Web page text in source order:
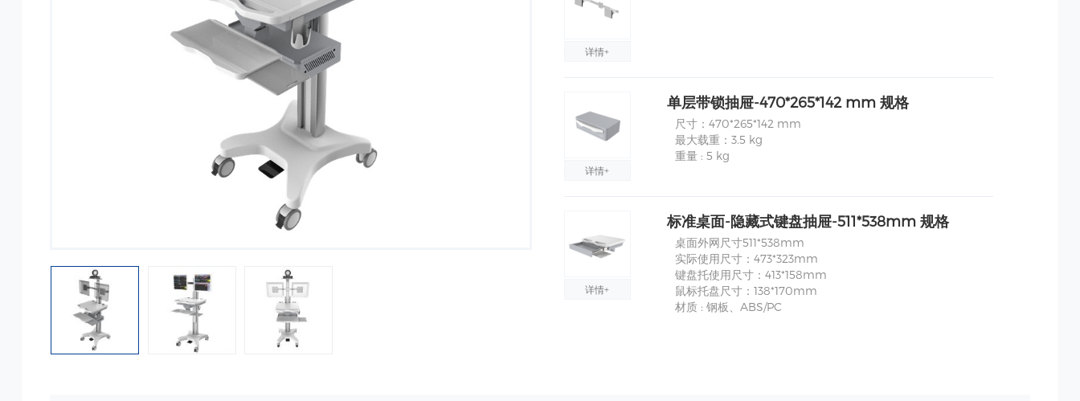
详情+
详情+
单层带锁抽屉-470*265*142 mm 规格
尺寸：470*265*142 mm
最大载重：3.5 kg
重量 : 5 kg
详情+
标准桌面-隐藏式键盘抽屉-511*538mm 规格
桌面外网尺寸511*538mm
实际使用尺寸：473*323mm
键盘托使用尺寸：413*158mm
鼠标托盘尺寸：138*170mm
材质 : 钢板、ABS/PC